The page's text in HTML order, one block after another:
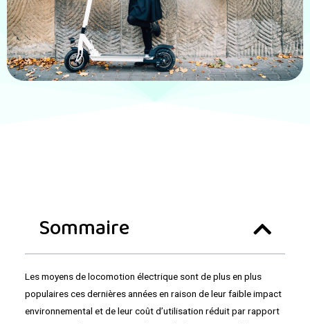
Sommaire
Les moyens de locomotion électrique sont de plus en plus
populaires ces dernières années en raison de leur faible impact
environnemental et de leur coût d’utilisation réduit par rapport